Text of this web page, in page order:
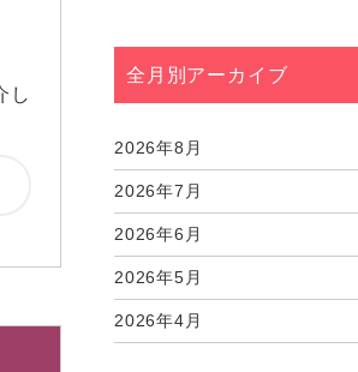
し
全月別アーカイブ
2026年8月
2026年7月
2026年6月
2026年5月
2026年4月